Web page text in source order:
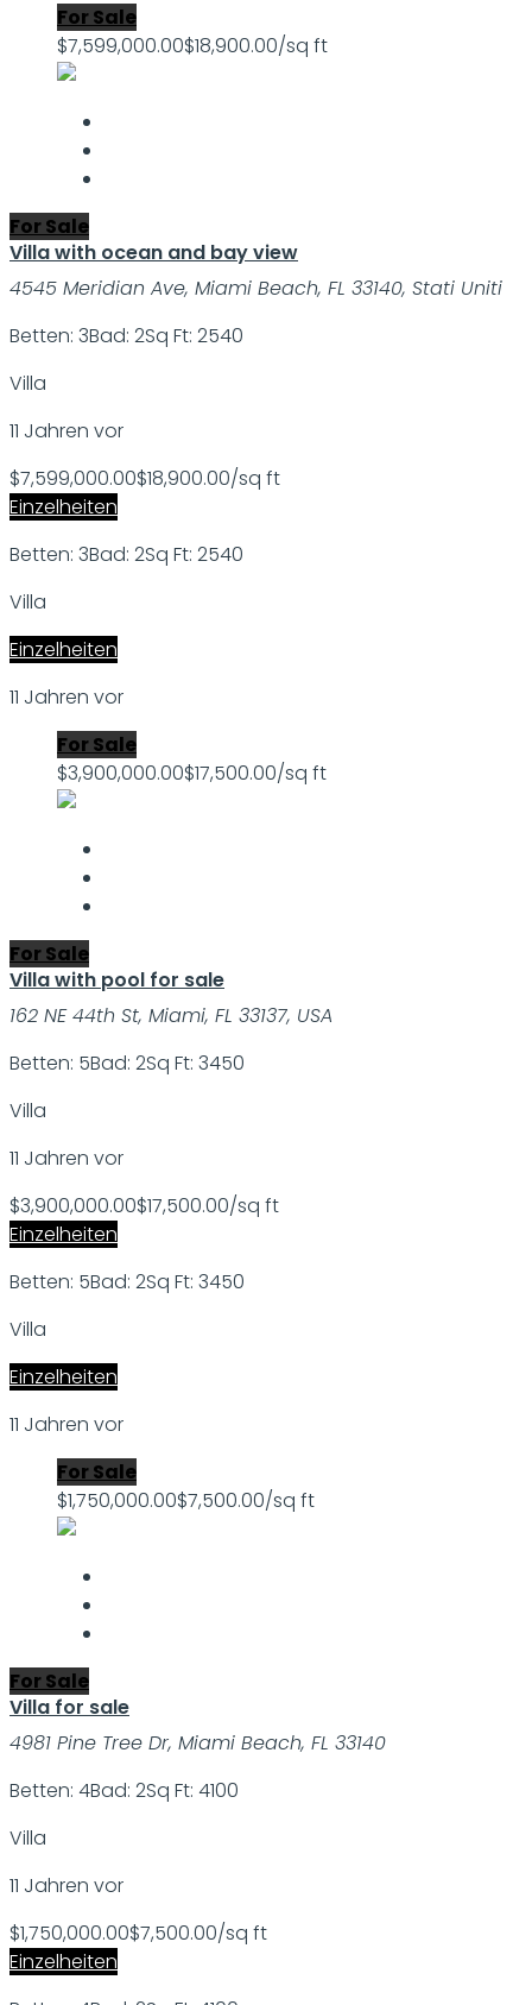
For Sale
$7,599,000.00$18,900.00/sq ft
For Sale
Villa with ocean and bay view
4545 Meridian Ave, Miami Beach, FL 33140, Stati Uniti
Betten: 3Bad: 2Sq Ft: 2540
Villa
11 Jahren vor
$7,599,000.00$18,900.00/sq ft
Einzelheiten
Betten: 3Bad: 2Sq Ft: 2540
Villa
Einzelheiten
11 Jahren vor
For Sale
$3,900,000.00$17,500.00/sq ft
For Sale
Villa with pool for sale
162 NE 44th St, Miami, FL 33137, USA
Betten: 5Bad: 2Sq Ft: 3450
Villa
11 Jahren vor
$3,900,000.00$17,500.00/sq ft
Einzelheiten
Betten: 5Bad: 2Sq Ft: 3450
Villa
Einzelheiten
11 Jahren vor
For Sale
$1,750,000.00$7,500.00/sq ft
For Sale
Villa for sale
4981 Pine Tree Dr, Miami Beach, FL 33140
Betten: 4Bad: 2Sq Ft: 4100
Villa
11 Jahren vor
$1,750,000.00$7,500.00/sq ft
Einzelheiten